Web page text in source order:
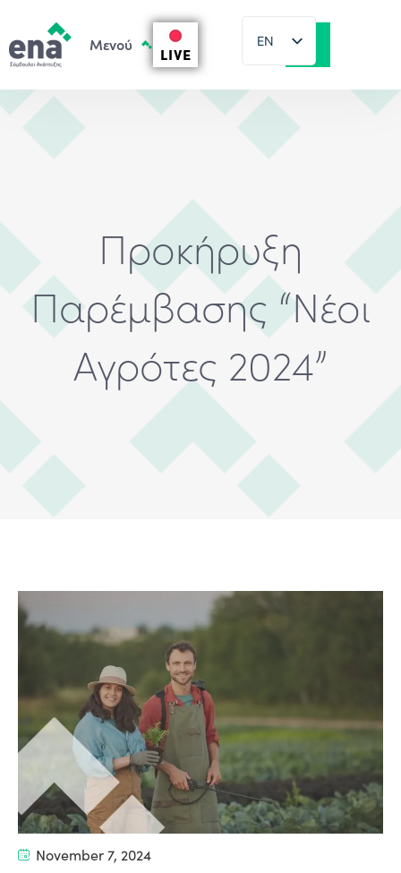
LIVE
EN
EL
Προκήρυξη
Παρέμβασης “Νέοι
Αγρότες 2024”
November 7, 2024